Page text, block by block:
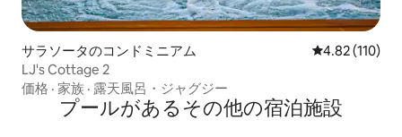
サラソータのコンドミニアム レビュー110
4.82 (110)
LJ's Cottage 2
価格 · 家族 · 露天風呂・ジャグジー
プールがあるその他の宿泊施設